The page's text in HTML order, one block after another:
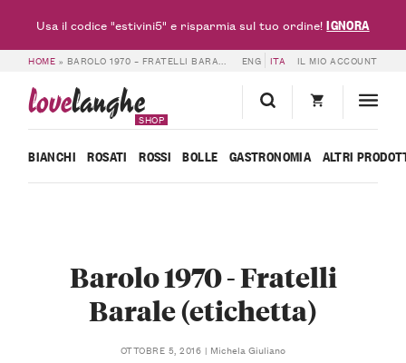
HOME » BAROLO 1970 – FRATELLI BARALE (ETICHETTA) ENG ITA IL MIO ACCOUNT
lovelanghe
SHOP
BIANCHI ROSATI ROSSI BOLLE GASTRONOMIA ALTRI
Barolo 1970 - Fratelli
Barale (etichetta)
OTTOBRE 5, 2016 Michela Giuliano
Usa il codice "estivini5" e risparmia sul tuo ordine!IGNORA